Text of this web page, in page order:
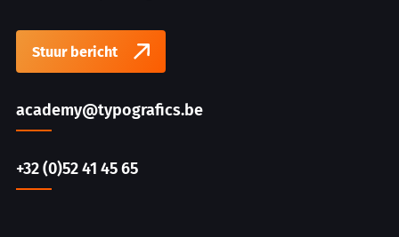
Stuur bericht
academy@typografics.be
+32 (0)52 41 45 65